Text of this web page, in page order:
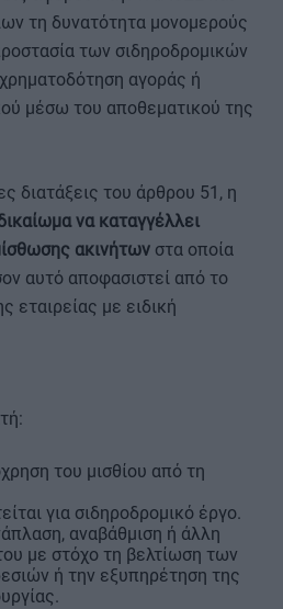
τη δυνατότητα μονομερούς
των σιδηροδρομικών
αγοράς ή
μέσω του αποθεματικού της
διατάξεις του άρθρου 51, η
να καταγγέλλει
ακινήτων στα οποία
αυτό αποφασιστεί από το
εταιρείας με ειδική
του μισθίου από τη
για σιδηροδρομικό έργο.
αναβάθμιση ή άλλη
με στόχο τη βελτίωση των
ή την εξυπηρέτηση της